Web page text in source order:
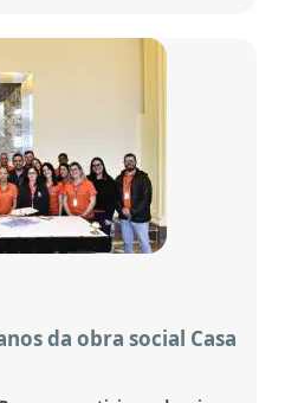
da obra social Casa